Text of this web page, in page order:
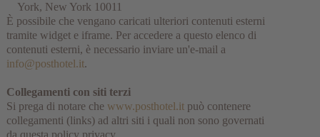
York, New York 10011
È possibile che vengano caricati ulteriori contenuti esterni
tramite widget e iframe. Per accedere a questo elenco di
contenuti esterni, è necessario inviare un'e-mail a
info@posthotel.it.
Collegamenti con siti terzi
Si prega di notare che www.posthotel.itpuò contenere
collegamenti (links) ad altri siti i quali non sono governati
da questa policy privacy.